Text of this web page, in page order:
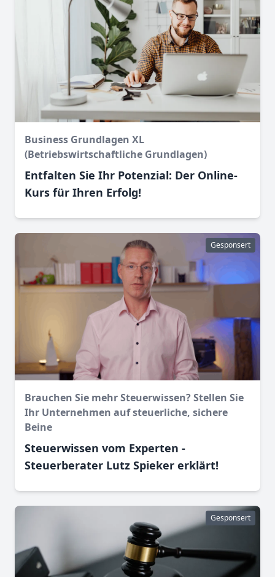
Business Grundlagen XL
(Betriebswirtschaftliche Grundlagen)
Entfalten Sie Ihr Potenzial: Der Online-
Kurs für Ihren Erfolg!
Gesponsert
Brauchen Sie mehr Steuerwissen? Stellen Sie
Ihr Unternehmen auf steuerliche, sichere
Beine
Steuerwissen vom Experten -
Steuerberater Lutz Spieker erklärt!
Gesponsert